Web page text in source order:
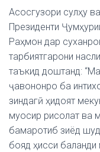
Асосгузори сулҳу
Президенти
Раҳмон дар
тарбиятгарони
таъкид доштанд:
ҷавононро ба
зиндагӣ ҳидоят
муосир рисолат ва
бамаротиб зиёд
бояд ҳисси баланди